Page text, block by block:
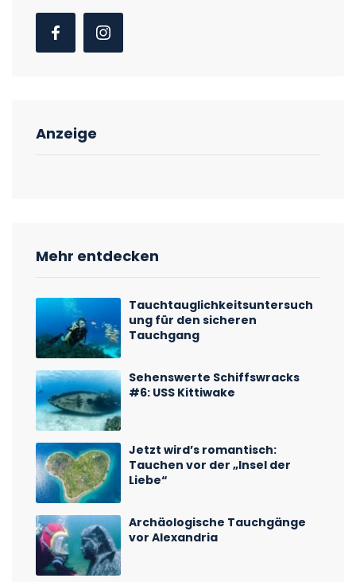
Anzeige
Mehr entdecken
Tauchtauglichkeitsuntersuch
ung für den sicheren
Tauchgang
Sehenswerte Schiffswracks
#6: USS Kittiwake
Jetzt wird’s romantisch:
Tauchen vor der „Insel der
Liebe“
Archäologische Tauchgänge
vor Alexandria